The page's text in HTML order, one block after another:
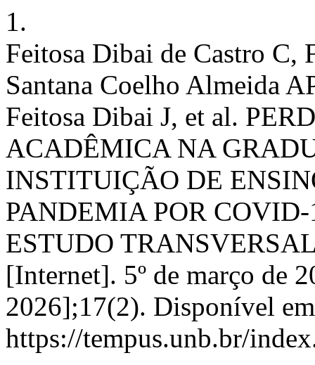
1.
Feitosa Dibai de Castro C,
Santana Coelho Almeida
Feitosa Dibai J, et al.
ACADÊMICA NA
INSTITUIÇÃO DE
PANDEMIA POR
ESTUDO
[Internet]. 5º de março de
2026];17(2). Disponível
https://tempus.unb.br/